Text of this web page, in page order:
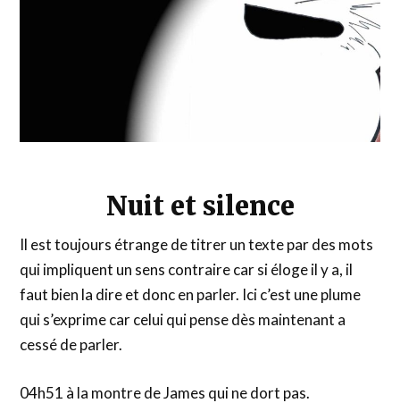
Nuit et silence
Il est toujours étrange de titrer un texte par des mots
qui impliquent un sens contraire car si éloge il y a, il
faut bien la dire et donc en parler. Ici c’est une plume
qui s’exprime car celui qui pense dès maintenant a
cessé de parler.
04h51 à la montre de James qui ne dort pas.